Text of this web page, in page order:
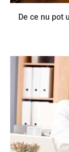
De ce nu pot